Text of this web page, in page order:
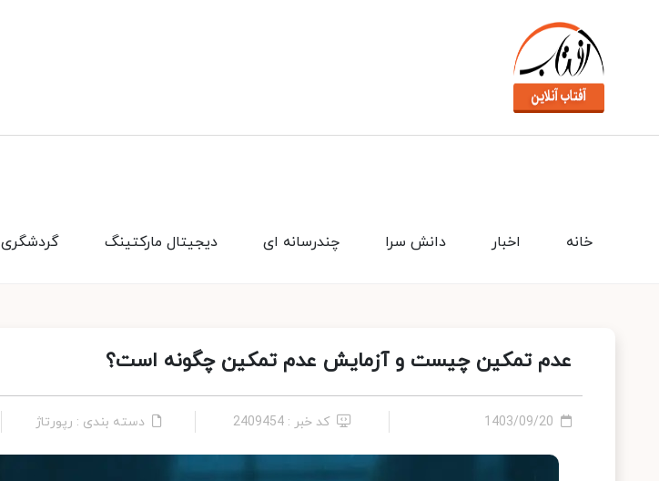
گردشگری دیجیتال مارکتینگ چندرسانه ای دانش سرا اخبار خانه
عدم تمکین چیست و آزمایش عدم تمکین چگونه است؟
1403/09/20 کد خبر : 2409454 دسته بندی : رپورتاژ